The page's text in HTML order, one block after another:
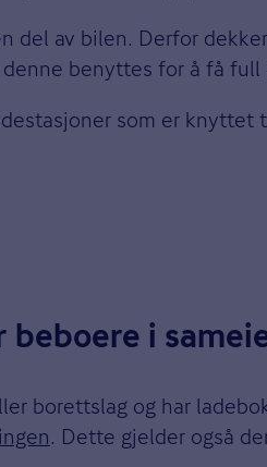
del av bilen. Derfor
benyttes for å få full
som er knyttet
i
borettslag og har
. Dette gjelder også